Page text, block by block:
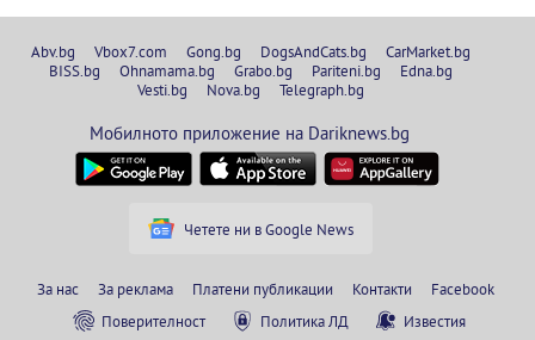
Abv.bg Vbox7.com Gong.bg DogsAndCats.bg
CarMarket.bg
BISS.bg
Ohnamama.bg Grabo.bg Pariteni.bg
Edna.bg
Vesti.bg
Nova.bg Telegraph.bg
Мобилното приложение на Dariknews.bg
Четете ни в Google News
За нас За реклама Платени публикации Контакти
Facebook
Поверителност
Политика ЛД Известия